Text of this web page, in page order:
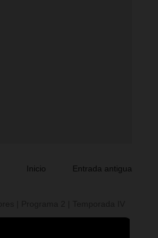
Entrada antigua
Inicio